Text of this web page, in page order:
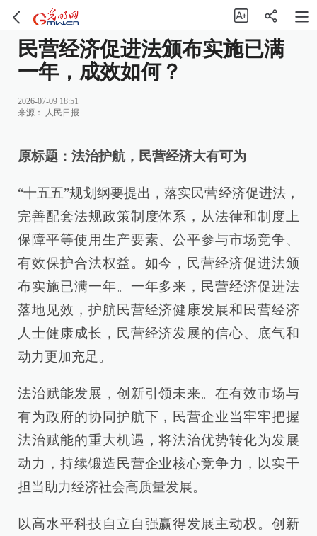
民营经济促进法颁布实施已满
一年，成效如何？
2026-07-09 18:51
来源：
人民日报
原标题：法治护航，民营经济大有可为
“十五五”规划纲要提出，落实民营经济促进法，
完善配套法规政策制度体系，从法律和制度上
保障平等使用生产要素、公平参与市场竞争、
有效保护合法权益。如今，民营经济促进法颁
布实施已满一年。一年多来，民营经济促进法
落地见效，护航民营经济健康发展和民营经济
人士健康成长，民营经济发展的信心、底气和
动力更加充足。
法治赋能发展，创新引领未来。在有效市场与
有为政府的协同护航下，民营企业当牢牢把握
法治赋能的重大机遇，将法治优势转化为发展
动力，持续锻造民营企业核心竞争力，以实干
担当助力经济社会高质量发展。
以高水平科技自立自强赢得发展主动权。创新